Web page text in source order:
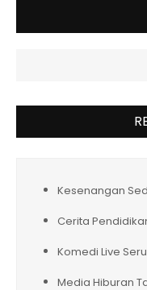
Kesenangan
Cerita
Komedi Live
Media Hiburan